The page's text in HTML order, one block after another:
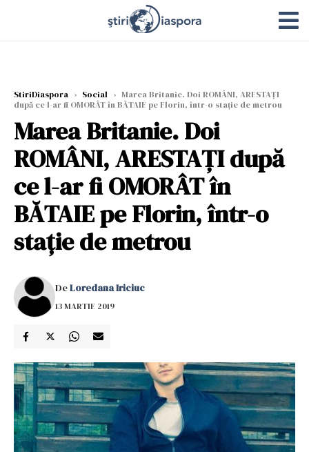
StiriDiaspora › Social › Marea Britanie. Doi ROMÂNI, ARESTAȚI
după ce l-ar fi OMORÂT în BĂTAIE pe Florin, într-o stație de metrou
Marea Britanie. Doi
ROMÂNI, ARESTAȚI după
ce l-ar fi OMORÂT în
BĂTAIE pe Florin, într-o
stație de metrou
DeLoredana Iriciuc
13 MARTIE 2019